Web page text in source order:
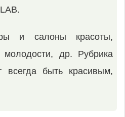
и салоны красоты,
др. Рубрика
всегда быть красивым,